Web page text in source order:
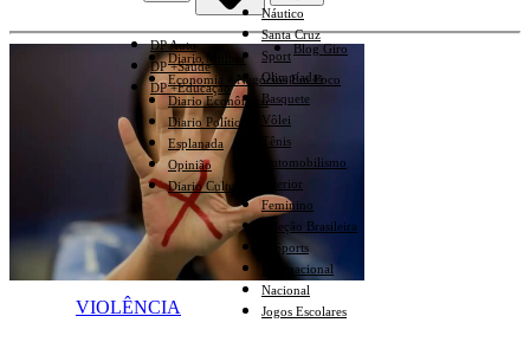
Náutico
Santa Cruz
Sport
Olimpíadas
Basquete
Vôlei
Tênis
Automobilismo
Interior
Feminino
Seleção Brasileira
E-Sports
Internacional
Nacional
Jogos Escolares
DP Auto
DP +Saúde
DP +Educação
Diario Mulher
Economia e Negócios Em Foco
Diario Econômico
Diario Político
Esplanada
Opinião
Diario Cultural
Blog Giro
VIOLÊNCIA